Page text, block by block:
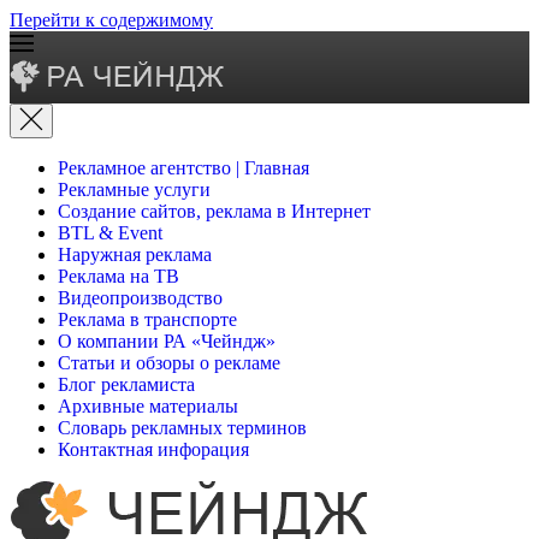
Перейти к содержимому
Рекламное агентство | Главная
Рекламные услуги
Создание сайтов, реклама в Интернет
BTL & Event
Наружная реклама
Реклама на ТВ
Видеопроизводство
Реклама в транспорте
О компании РА «Чейндж»
Статьи и обзоры о рекламе
Блог рекламиста
Архивные материалы
Словарь рекламных терминов
Контактная инфорация